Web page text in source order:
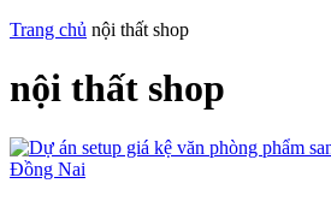
Trang chủ nội thất shop
nội thất shop